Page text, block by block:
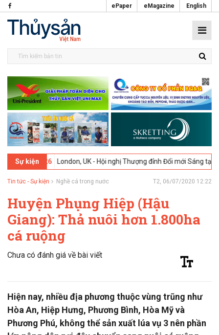
ePaper eMagazine English
Sự kiện
2026 London, UK - Hội nghị Thượng đỉnh Đổi mới Sáng tạo trong
Tin tức - Sự kiện Nghề cá trong nước T2, 06/07/2020 12:22
Huyện Phụng Hiệp (Hậu
Giang): Thả nuôi hơn 1.800ha
cá ruộng
Chưa có đánh giá về bài viết
Hiện nay, nhiều địa phương thuộc vùng trũng như
Hòa An, Hiệp Hưng, Phương Bình, Hòa Mỹ và
Phương Phú, không thể sản xuất lúa vụ 3 nên phần